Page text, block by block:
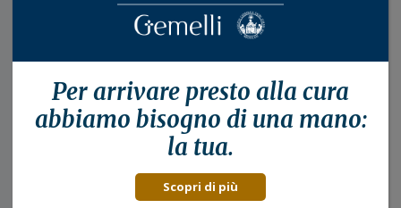
Fondazione Policlinico Universitario Agostino Gemelli
IRCCS, qualità e sicurezza per i pazienti e dipendenti:
Scopri di più
Per arrivare presto alla cura
abbiamo bisogno di una mano:
la tua.
Scopri di più